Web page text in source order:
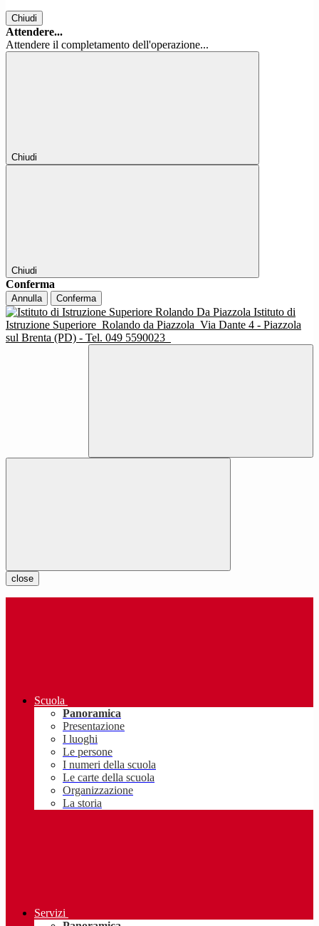
Chiudi
Attendere...
Attendere il completamento dell'operazione...
Chiudi
Chiudi
Conferma
Annulla Conferma
Istituto di
Istruzione Superiore Rolando da Piazzola Via Dante 4 - Piazzola
sul Brenta (PD) - Tel. 049 5590023
close
Scuola
Panoramica
Presentazione
I luoghi
Le persone
I numeri della scuola
Le carte della scuola
Organizzazione
La storia
Servizi